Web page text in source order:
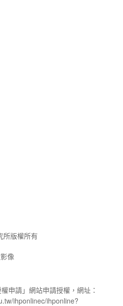
所版權所有
像
申請」網站申請授權，網址：
ihponlinec/ihponline?